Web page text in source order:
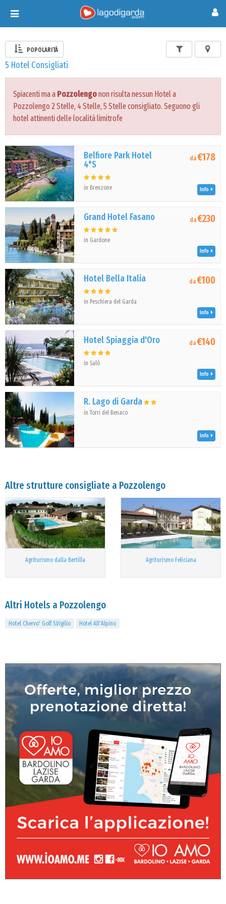
Toggle
navigation
POPOLARITÀ
5 Hotel Consigliati
Spiacenti ma a Pozzolengonon risulta nessun Hotel a
Pozzolengo 2 Stelle, 4 Stelle, 5 Stelle consigliato. Seguono gli
hotel attinenti delle località limitrofe
Belfiore Park Hotel
4*S
in Brenzone
da€178
Info
Grand Hotel Fasano
in Gardone
da€230
Info
Hotel Bella Italia
in Peschiera del Garda
da€100
Info
Hotel Spiaggia d'Oro
in Salò
da€140
Info
R. Lago di Garda
in Torri del Benaco
Info
Altre strutture consigliate a Pozzolengo
Agriturismo dalla Bertilla Agriturismo Feliciana
Altri Hotels a Pozzolengo
Hotel Chervo' Golf S.Vigilio Hotel All'Alpino